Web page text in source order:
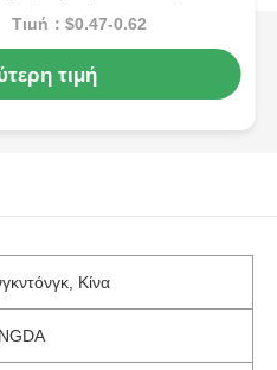
υγείας TSA
Τιμή：$0.47-0.62
τιμή
Κίνα